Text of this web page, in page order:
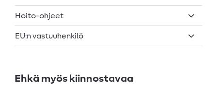
Hoito-ohjeet
EU:n vastuuhenkilö
Ehkä myös kiinnostavaa